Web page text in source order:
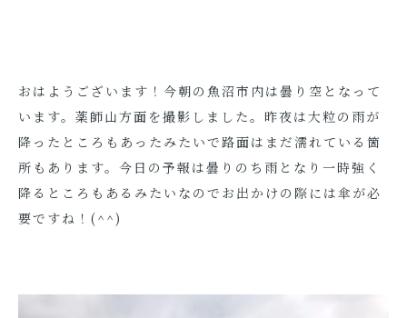
おはようございます！今朝の魚沼市内は曇り空となって
います。薬師山方面を撮影しました。昨夜は大粒の雨が
降ったところもあったみたいで路面はまだ濡れている箇
所もあります。今日の予報は曇りのち雨となり一時強く
降るところもあるみたいなのでお出かけの際には傘が必
要ですね！(^^)